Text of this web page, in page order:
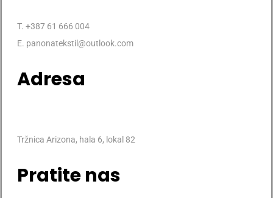
T. +387 61 666 004
E. panonatekstil@outlook.com
Adresa
Tržnica Arizona, hala 6, lokal 82
Pratite nas